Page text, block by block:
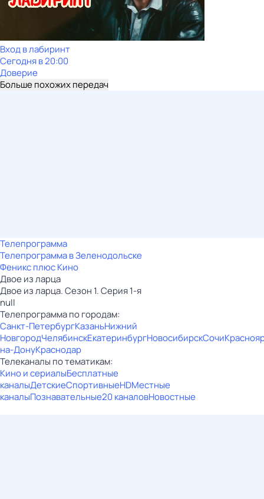
Вход в лабиринт
Сегодня в 20:00
Доверие
Больше похожих передач
Телепрограмма
Телепрограмма в Зеленодольске
Феникс плюс Кино
Двое из ларца
Двое из ларца. Сезон 1. Серия 1-я
null
Телепрограмма по городам:
Санкт-ПетербургКазаньНижний
НовгородЧелябинскЕкатеринбургНовосибирскСочи
на-ДонуКраснодар
Телеканалы по тематикам:
Кино и сериалыБесплатные
каналыДетскиеСпортивныеHDМестные
каналыПознавательные20 каналовНовостные